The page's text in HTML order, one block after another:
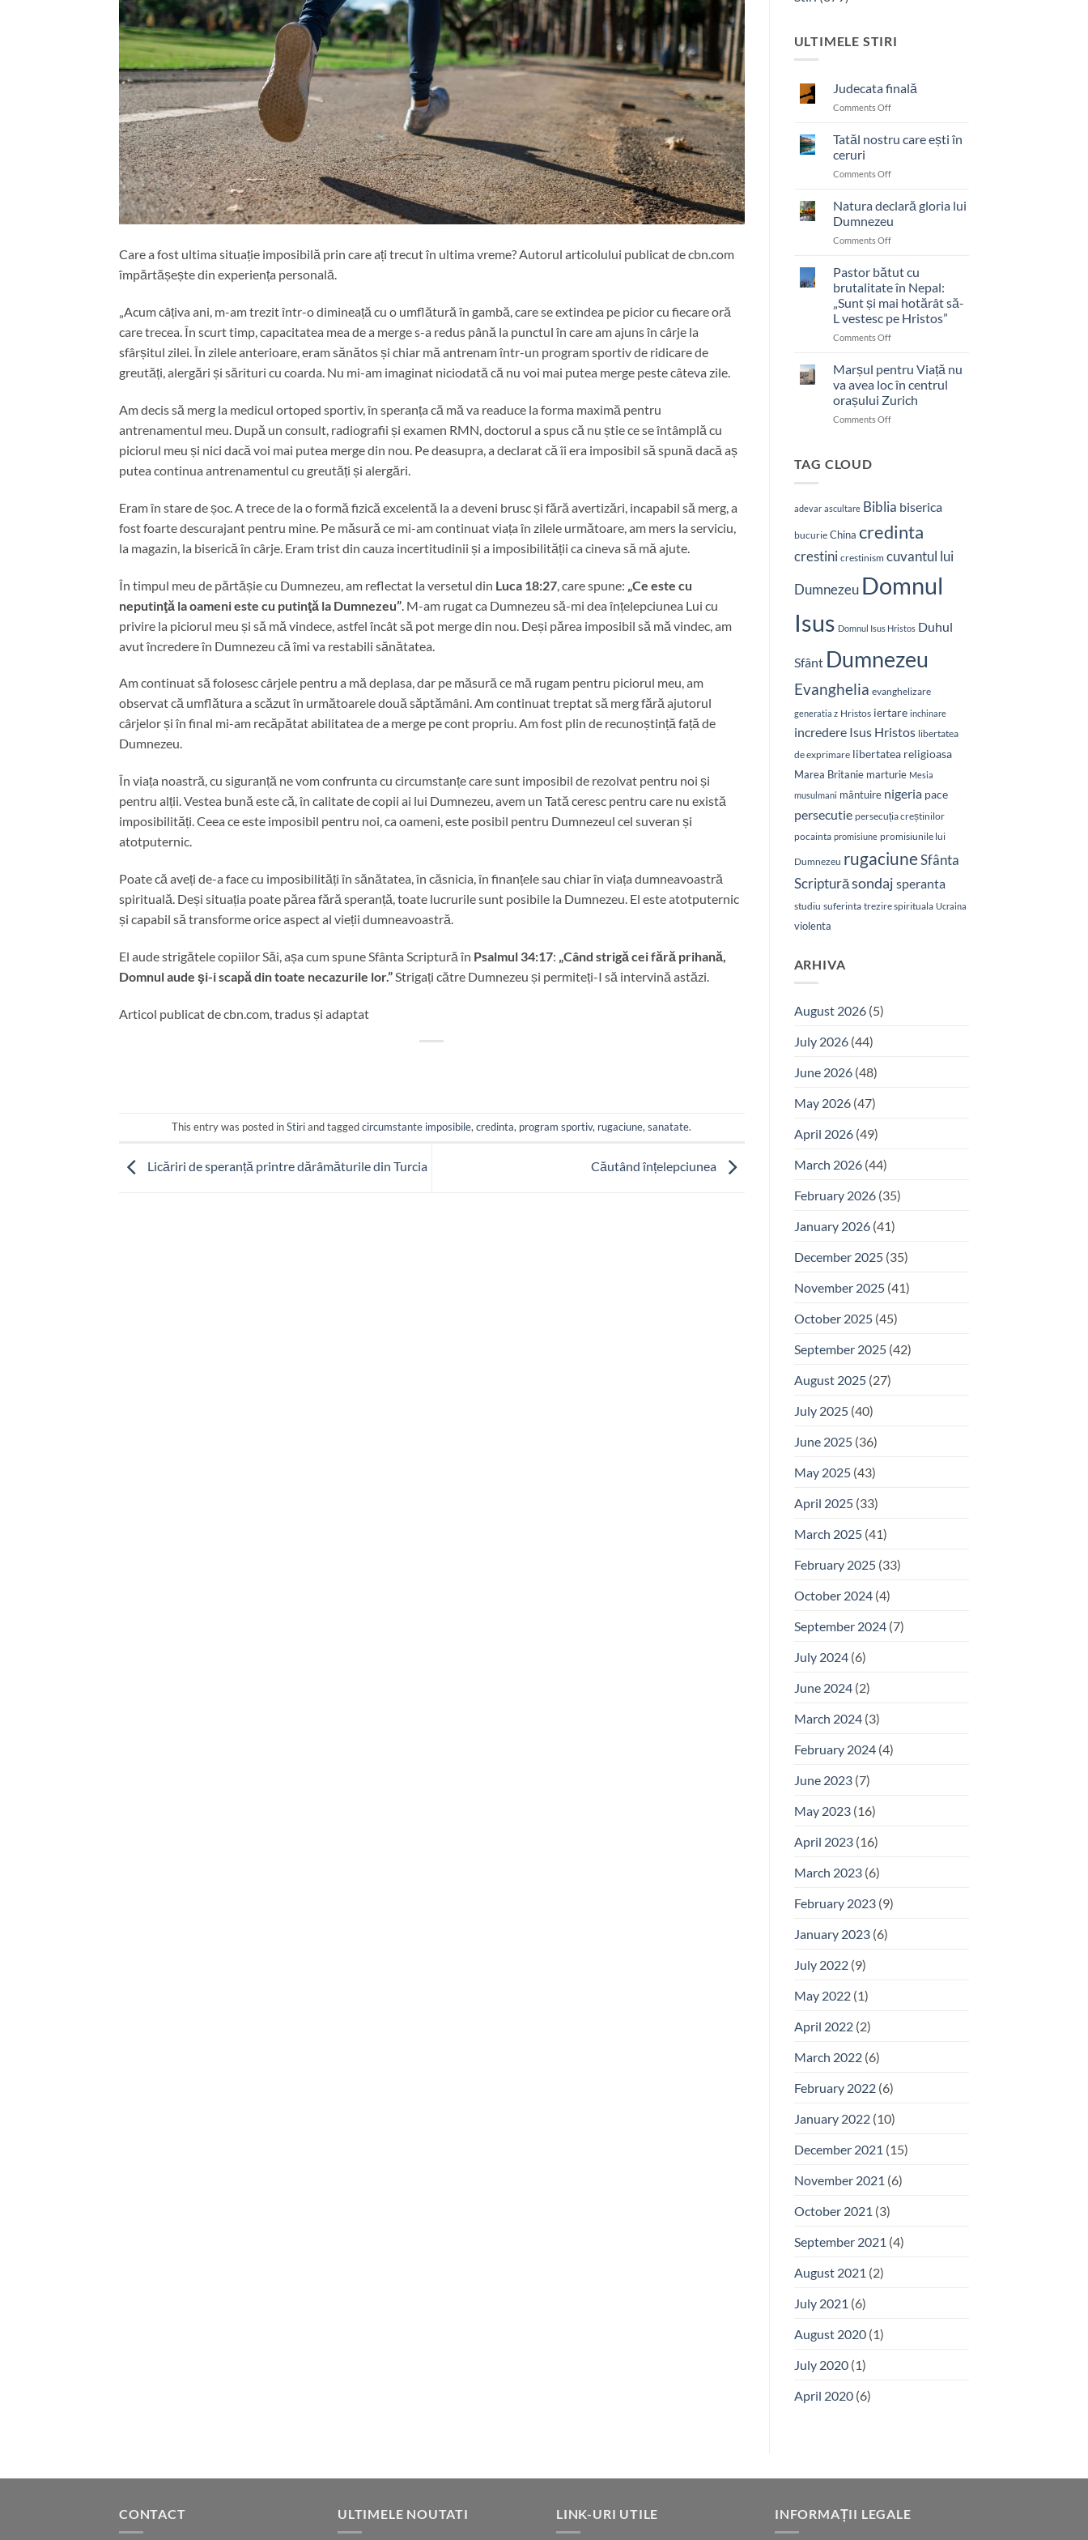
Care a fost ultima situație imposibilă prin care ați trecut în ultima vreme? Autorul articolului publicat de cbn.com
împărtășește din experiența personală.
„Acum câțiva ani, m-am trezit într-o dimineață cu o umflătură în gambă, care se extindea pe picior cu fiecare oră
care trecea. În scurt timp, capacitatea mea de a merge s-a redus până la punctul în care am ajuns în cârje la
sfârșitul zilei. În zilele anterioare, eram sănătos și chiar mă antrenam într-un program sportiv de ridicare de
greutăți, alergări și sărituri cu coarda. Nu mi-am imaginat niciodată că nu voi mai putea merge peste câteva zile.
Am decis să merg la medicul ortoped sportiv, în speranța că mă va readuce la forma maximă pentru
antrenamentul meu. După un consult, radiografii și examen RMN, doctorul a spus că nu știe ce se întâmplă cu
piciorul meu și nici dacă voi mai putea merge din nou. Pe deasupra, a declarat că îi era imposibil să spună dacă aș
putea continua antrenamentul cu greutăți și alergări.
Eram în stare de șoc. A trece de la o formă fizică excelentă la a deveni brusc și fără avertizări, incapabil să merg, a
fost foarte descurajant pentru mine. Pe măsură ce mi-am continuat viața în zilele următoare, am mers la serviciu,
la magazin, la biserică în cârje. Eram trist din cauza incertitudinii și a imposibilității ca cineva să mă ajute.
În timpul meu de părtășie cu Dumnezeu, am reflectat la versetul din Luca 18:27 , care spune: „Ce este cu
neputinţă la oameni este cu putinţă la Dumnezeu” . M-am rugat ca Dumnezeu să-mi dea înțelepciunea Lui cu
privire la piciorul meu și să mă vindece, astfel încât să pot merge din nou. Deși părea imposibil să mă vindec, am
avut încredere în Dumnezeu că îmi va restabili sănătatea.
Am continuat să folosesc cârjele pentru a mă deplasa, dar pe măsură ce mă rugam pentru piciorul meu, am
observat că umflătura a scăzut în următoarele două săptămâni. Am continuat treptat să merg fără ajutorul
cârjelor și în final mi-am recăpătat abilitatea de a merge pe cont propriu. Am fost plin de recunoștință față de
Dumnezeu.
În viața noastră, cu siguranță ne vom confrunta cu circumstanțe care sunt imposibil de rezolvat pentru noi și
pentru alții. Vestea bună este că, în calitate de copii ai lui Dumnezeu, avem un Tată ceresc pentru care nu există
imposibilități. Ceea ce este imposibil pentru noi, ca oameni, este posibil pentru Dumnezeul cel suveran și
atotputernic.
Poate că aveți de-a face cu imposibilități în sănătatea, în căsnicia, în finanțele sau chiar în viața dumneavoastră
spirituală. Deși situația poate părea fără speranță, toate lucrurile sunt posibile la Dumnezeu. El este atotputernic
și capabil să transforme orice aspect al vieții dumneavoastră.
El aude strigătele copiilor Săi, așa cum spune Sfânta Scriptură în Psalmul 34:17: „Când strigă cei fără prihană,
Domnul aude şi-i scapă din toate necazurile lor.” Strigați către Dumnezeu și permiteți-I să intervină astăzi.
Articol publicat de cbn.com, tradus și adaptat
This entry was posted inStiriand taggedcircumstante imposibile,credinta, program sportiv, rugaciune,sanatate.
Licăriri de speranță printre dărâmăturile din Turcia Căutând înțelepciunea
ULTIMELE STIRI
Judecata finală
Comments Offon
Tatăl nostru care ești în
ceruri
Comments Offon
nostru
ești
în
Natura declară gloria lui
Dumnezeu
Comments Offon
declară
lui
Dumnezeu
Pastor bătut cu
brutalitate în Nepal:
„Sunt și mai hotărât să-
L vestesc pe Hristos”
Comments Offon
bătut
brutalitate
în
Nepal:
pe
Marșul pentru Viață nu
va avea loc în centrul
orașului Zurich
Comments Offon
avea
loc
în
orașului
TAG CLOUD
adevar ascultare Biblia biserica
bucurie China credinta
crestini crestinism cuvantul lui
Dumnezeu Domnul
Isus Domnul Isus Hristos Duhul
Sfânt Dumnezeu
Evanghelia evanghelizare
generatia z Hristos iertare inchinare
incredere Isus Hristos libertatea
de exprimare libertatea religioasa
Marea Britanie marturie Mesia
musulmani mântuire nigeria pace
persecutie persecuția creștinilor
pocainta promisiune promisiunile lui
Dumnezeu rugaciuneSfânta
Scripturăsondaj speranta
studiu suferinta trezire spirituala Ucraina
violenta
ARHIVA
August 2026(5)
July 2026(44)
June 2026(48)
May 2026(47)
April 2026(49)
March 2026(44)
February 2026(35)
January 2026(41)
December 2025(35)
November 2025(41)
October 2025(45)
September 2025(42)
August 2025(27)
July 2025(40)
June 2025(36)
May 2025(43)
April 2025(33)
March 2025(41)
February 2025(33)
October 2024(4)
September 2024(7)
July 2024(6)
June 2024(2)
March 2024(3)
February 2024(4)
June 2023(7)
May 2023(16)
April 2023(16)
March 2023(6)
February 2023(9)
January 2023(6)
July 2022(9)
May 2022(1)
April 2022(2)
March 2022(6)
February 2022(6)
January 2022(10)
December 2021 (15)
November 2021 (6)
October 2021 (3)
September 2021 (4)
August 2021 (2)
July 2021 (6)
August 2020(1)
July 2020(1)
April 2020(6)
CONTACT ULTIMELE NOUTATI LINK-URI UTILE INFORMAȚII LEGALE